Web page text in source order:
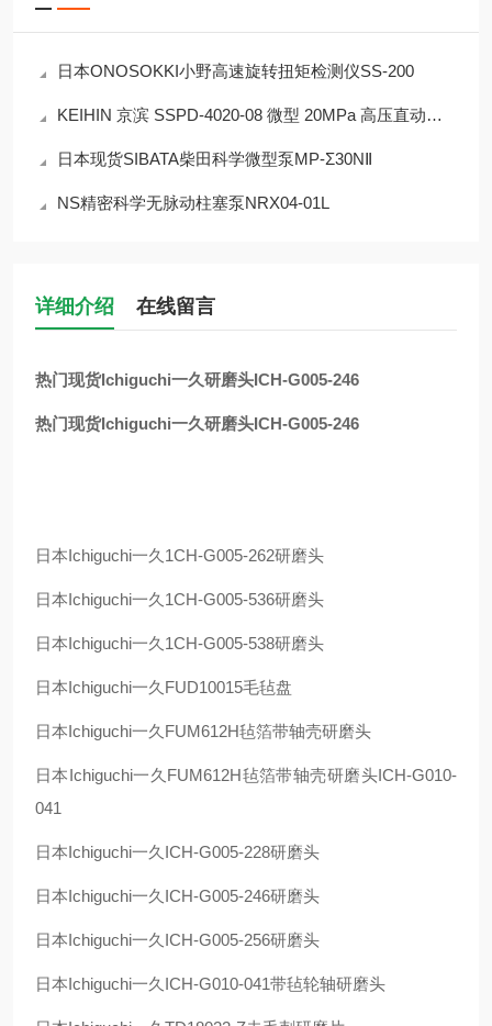
日本ONOSOKKI小野高速旋转扭矩检测仪SS-200
KEIHIN 京滨 SSPD-4020-08 微型 20MPa 高压直动电磁阀 完整产品介绍
日本现货SIBATA柴田科学微型泵MP-Σ30NⅡ
NS精密科学无脉动柱塞泵NRX04-01L
详细介绍 在线留言
热门现货Ichiguchi一久研磨头ICH-G005-246
热门现货Ichiguchi一久研磨头ICH-G005-246
日本Ichiguchi一久 1CH-G005-262研磨头
日本Ichiguchi一久 1CH-G005-536研磨头
日本Ichiguchi一久 1CH-G005-538研磨头
日本Ichiguchi一久 FUD10015毛毡盘
日本Ichiguchi一久 FUM612H毡箔带轴壳研磨头
日本Ichiguchi一久 FUM612H毡箔带轴壳研磨头ICH-G010-
041
日本Ichiguchi一久 ICH-G005-228研磨头
日本Ichiguchi一久 ICH-G005-246研磨头
日本Ichiguchi一久 ICH-G005-256研磨头
日本Ichiguchi一久 ICH-G010-041带毡轮轴研磨头